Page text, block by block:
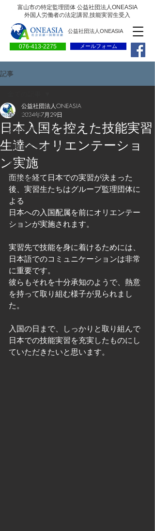
富山市の特定監理団体 公益社団法人ONEASIA
外国人労働者の法定講習,技能実習生受入
076-413-2275
公益社団法人ONEASIA
メールフォーム
記事
全ての記事
会員専用ページ
一般の方向けブログ
求人情報
求職情報
プレリリース
日本入国を控えた技能実習
生達へオリエンテーショ
ン実施
公益社団法人ONEASIA
2024年7月29日
面接を経て日本での実習が決まった
後、実習生たちはグループ監理団体に
よる
日本への入国配属を前にオリエンテー
ションが実施されます。
実習先で技能を身に着けるためには、
日本語でのコミュニケーションは非常
に重要です。
彼らもそれを十分承知のようで、熱意
を持って取り組む様子が見られまし
た。
入国の日まで、しっかりと取り組んで
日本での技能実習を充実したものにし
ていただきたいと思います。